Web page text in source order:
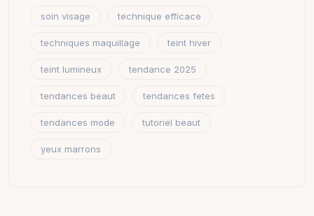
soin visage technique efficace
techniques maquillage teint hiver
teint lumineux tendance 2025
tendances beaut tendances fetes
tendances mode tutoriel beaut
yeux marrons